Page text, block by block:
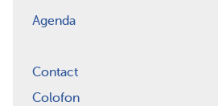
Agenda
Contact
Colofon